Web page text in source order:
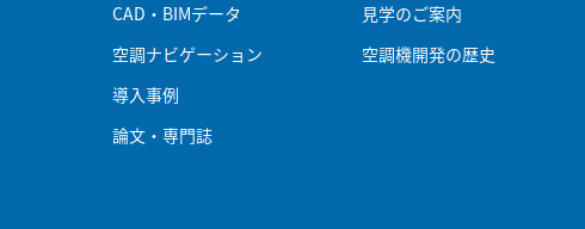
CAD・BIMデータ
空調ナビゲーション
導入事例
論文・専門誌
見学のご案内
空調機開発の歴史